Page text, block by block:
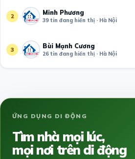
2 Minh Phương
39 tin đang hiển thị · Hà Nội
3 Bùi Mạnh Cương
26 tin đang hiển thị · Hà Nội
ỨNG DỤNG DI ĐỘNG
Tìm nhà mọi lúc,
mọi nơi trên di động